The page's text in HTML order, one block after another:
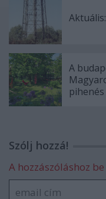
A
Szólj hozzá!
A hozzászóláshoz